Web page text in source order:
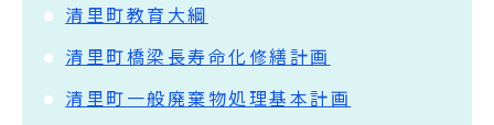
清里町教育大綱
清里町橋梁長寿命化修繕計画
清里町一般廃棄物処理基本計画